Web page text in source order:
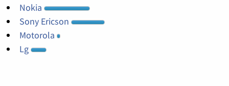
Nokia
Sony Ericson
Motorola
Lg